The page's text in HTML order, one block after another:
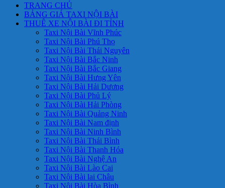
TRANG CHỦ
BẢNG GIÁ TAXI NỘI BÀI
THUÊ XE NỘI BÀI ĐI TỈNH
Taxi Nội Bài Vĩnh Phúc
Taxi Nội Bài Phú Thọ
Taxi Nội Bài Thái Nguyên
Taxi Nội Bài Bắc Ninh
Taxi Nội Bài Bắc Giang
Taxi Nội Bài Hưng Yên
Taxi Nội Bài Hải Dương
Taxi Nội Bài Phủ Lý
Taxi Nội Bài Hải Phòng
Taxi Nội Bài Quảng Ninh
Taxi Nội Bài Nam định
Taxi Nội Bài Ninh Bình
Taxi Nội Bài Thái Bình
Taxi Nội Bài Thanh Hóa
Taxi Nội Bài Nghệ An
Taxi Nội Bài Lào Cai
Taxi Nội Bài lai Châu
Taxi Nội Bài Hòa Bình